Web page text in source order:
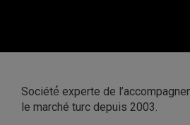
Société́ experte de
le marché turc depuis 2003.